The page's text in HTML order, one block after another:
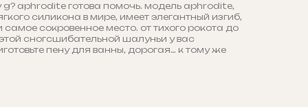
g? aphrodite готова помочь. модель aphrodite,
силикона в мире, имеет элегантный изгиб,
сокровенное место. от тихого рокота до
сногсшибательной шалуньи у вас
пену для ванны, дорогая… к тому же